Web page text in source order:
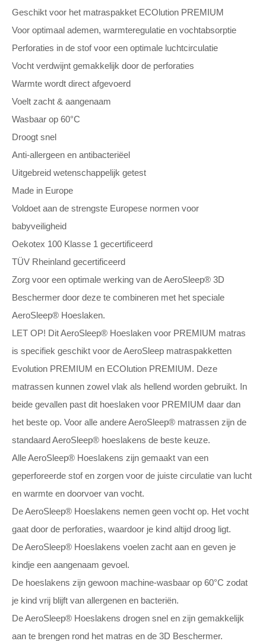
Geschikt voor het matraspakket ECOlution PREMIUM
Voor optimaal ademen, warmteregulatie en vochtabsorptie
Perforaties in de stof voor een optimale luchtcirculatie
Vocht verdwijnt gemakkelijk door de perforaties
Warmte wordt direct afgevoerd
Voelt zacht & aangenaam
Wasbaar op 60°C
Droogt snel
Anti-allergeen en antibacteriëel
Uitgebreid wetenschappelijk getest
Made in Europe
Voldoet aan de strengste Europese normen voor
babyveiligheid
Oekotex 100 Klasse 1 gecertificeerd
TÜV Rheinland gecertificeerd
Zorg voor een optimale werking van de AeroSleep® 3D
Beschermer door deze te combineren met het speciale
AeroSleep® Hoeslaken.
LET OP! Dit AeroSleep® Hoeslaken voor PREMIUM matras
is specifiek geschikt voor de AeroSleep matraspakketten
Evolution PREMIUM en ECOlution PREMIUM. Deze
matrassen kunnen zowel vlak als hellend worden gebruikt. In
beide gevallen past dit hoeslaken voor PREMIUM daar dan
het beste op. Voor alle andere AeroSleep® matrassen zijn de
standaard AeroSleep® hoeslakens de beste keuze.
Alle AeroSleep® Hoeslakens zijn gemaakt van een
geperforeerde stof en zorgen voor de juiste circulatie van lucht
en warmte en doorvoer van vocht.
De AeroSleep® Hoeslakens nemen geen vocht op. Het vocht
gaat door de perforaties, waardoor je kind altijd droog ligt.
De AeroSleep® Hoeslakens voelen zacht aan en geven je
kindje een aangenaam gevoel.
De hoeslakens zijn gewoon machine-wasbaar op 60°C zodat
je kind vrij blijft van allergenen en bacteriën.
De AeroSleep® Hoeslakens drogen snel en zijn gemakkelijk
aan te brengen rond het matras en de 3D Beschermer.